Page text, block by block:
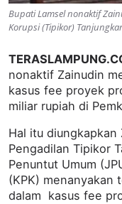
Bupati Lamsel nonaktif
Korupsi (Tipikor)
nonaktif Zainudin
kasus fee proyek
miliar rupiah di
Hal itu diungkapkan
Pengadilan Tipikor
Penuntut Umum
(KPK) menanyakan
dalam kasus fee